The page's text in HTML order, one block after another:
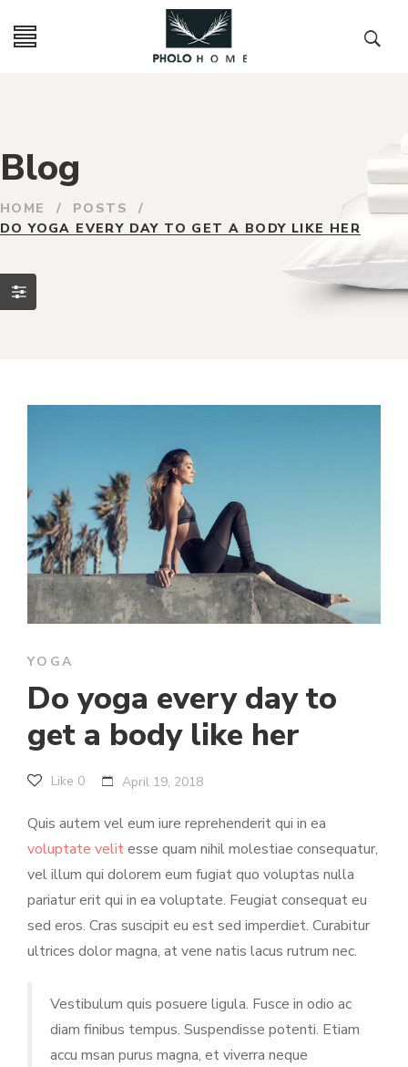
Blog
HOME / POSTS
/
DO YOGA EVERY DAY TO GET A BODY LIKE HER
YOGA
Do yoga every day to
get a body like her
Like 0 April 19, 2018
Quis autem vel eum iure reprehenderit qui in ea
voluptate velitesse quam nihil molestiae consequatur,
vel illum qui dolorem eum fugiat quo voluptas nulla
pariatur erit qui in ea voluptate. Feugiat consequat eu
sed eros. Cras suscipit eu est sed imperdiet. Curabitur
ultrices dolor magna, at vene natis lacus rutrum nec.
Vestibulum quis posuere ligula. Fusce in odio ac
diam finibus tempus. Suspendisse potenti. Etiam
accu msan purus magna, et viverra neque